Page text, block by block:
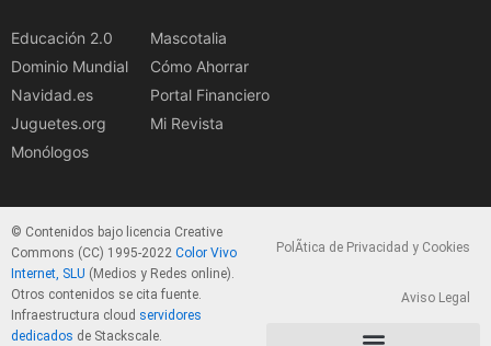
Educación 2.0
Dominio Mundial
Navidad.es
Juguetes.org
Monólogos
Mascotalia
Cómo Ahorrar
Portal Financiero
Mi Revista
© Contenidos bajo licencia Creative
Commons (CC) 1995-2022 Color Vivo
Internet, SLU (Medios y Redes online).
Otros contenidos se cita fuente.
Infraestructura cloud servidores
dedicados de Stackscale.
PolÃ­tica de Privacidad y Cookies
Aviso Legal